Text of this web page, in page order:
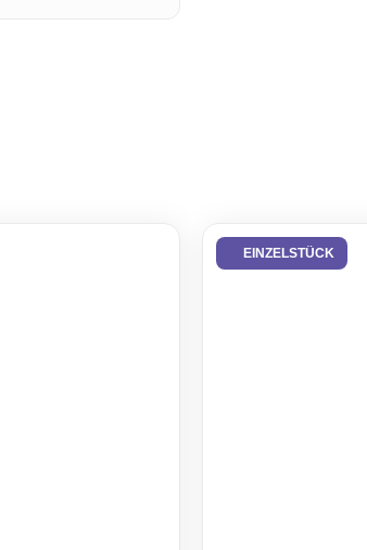
EINZELSTÜCK